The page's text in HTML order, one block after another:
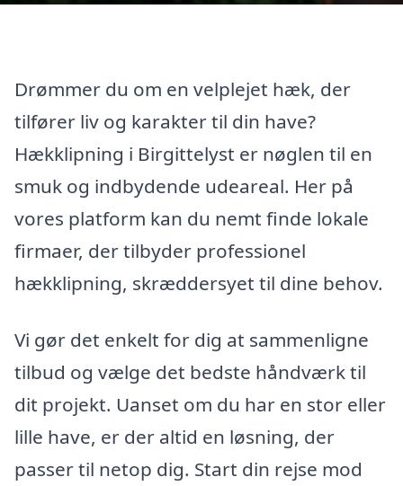
Drømmer du om en velplejet hæk, der
tilfører liv og karakter til din have?
Hækklipning i Birgittelyst er nøglen til en
smuk og indbydende udeareal. Her på
vores platform kan du nemt finde lokale
firmaer, der tilbyder professionel
hækklipning, skræddersyet til dine behov.
Vi gør det enkelt for dig at sammenligne
tilbud og vælge det bedste håndværk til
dit projekt. Uanset om du har en stor eller
lille have, er der altid en løsning, der
passer til netop dig. Start din rejse mod